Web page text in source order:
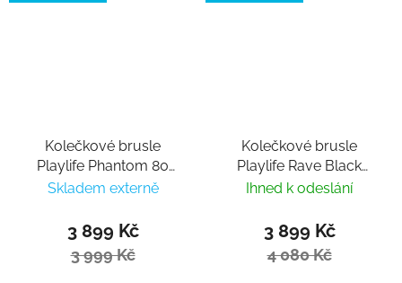
Kolečkové brusle
Playlife Phantom 80
Black
Skladem externě
3 899 Kč
3 999 Kč
Kolečkové brusle
Playlife Rave Black
Trinity 80
Ihned k odeslání
3 899 Kč
4 080 Kč